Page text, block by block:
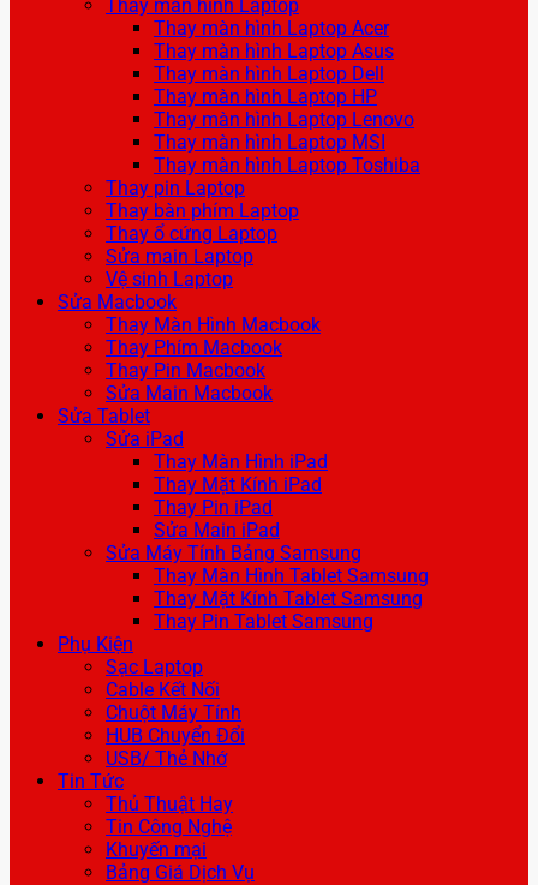
Thay màn hình Laptop
Thay màn hình Laptop Acer
Thay màn hình Laptop Asus
Thay màn hình Laptop Dell
Thay màn hình Laptop HP
Thay màn hình Laptop Lenovo
Thay màn hình Laptop MSI
Thay màn hình Laptop Toshiba
Thay pin Laptop
Thay bàn phím Laptop
Thay ổ cứng Laptop
Sửa main Laptop
Vệ sinh Laptop
Sửa Macbook
Thay Màn Hình Macbook
Thay Phím Macbook
Thay Pin Macbook
Sửa Main Macbook
Sửa Tablet
Sửa iPad
Thay Màn Hình iPad
Thay Mặt Kính iPad
Thay Pin iPad
Sửa Main iPad
Sửa Máy Tính Bảng Samsung
Thay Màn Hình Tablet Samsung
Thay Mặt Kính Tablet Samsung
Thay Pin Tablet Samsung
Phụ Kiện
Sạc Laptop
Cable Kết Nối
Chuột Máy Tính
HUB Chuyển Đổi
USB/ Thẻ Nhớ
Tin Tức
Thủ Thuật Hay
Tin Công Nghệ
Khuyến mại
Bảng Giá Dịch Vụ